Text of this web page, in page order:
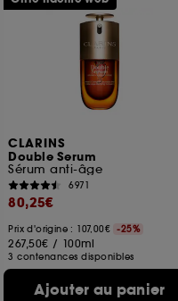
CLARINS
Double Serum
Sérum anti-âge
6971
80,25€
Prix d'origine : 107,00€ -25%
267,50€ / 100ml
3 contenances disponibles
Ajouter au panier